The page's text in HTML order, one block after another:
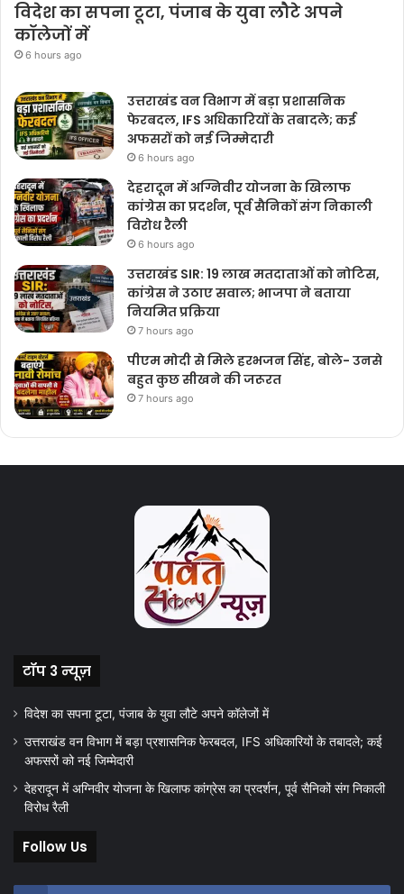
विदेश का सपना टूटा, पंजाब के युवा लौटे अपने
कॉलेजों में
6 hours ago
उत्तराखंड वन विभाग में बड़ा प्रशासनिक
फेरबदल, IFS अधिकारियों के तबादले; कई
अफसरों को नई जिम्मेदारी
6 hours ago
देहरादून में अग्निवीर योजना के खिलाफ
कांग्रेस का प्रदर्शन, पूर्व सैनिकों संग निकाली
विरोध रैली
6 hours ago
उत्तराखंड SIR: 19 लाख मतदाताओं को नोटिस,
कांग्रेस ने उठाए सवाल; भाजपा ने बताया
नियमित प्रक्रिया
7 hours ago
पीएम मोदी से मिले हरभजन सिंह, बोले- उनसे
बहुत कुछ सीखने की जरूरत
7 hours ago
टॉप 3 न्यूज़
विदेश का सपना टूटा, पंजाब के युवा लौटे अपने कॉलेजों में
उत्तराखंड वन विभाग में बड़ा प्रशासनिक फेरबदल, IFS अधिकारियों के तबादले; कई
अफसरों को नई जिम्मेदारी
देहरादून में अग्निवीर योजना के खिलाफ कांग्रेस का प्रदर्शन, पूर्व सैनिकों संग निकाली
विरोध रैली
Follow Us